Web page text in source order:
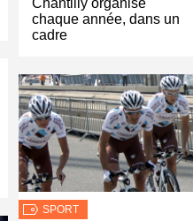
Chantilly organise
chaque année, dans un
cadre
SPORT